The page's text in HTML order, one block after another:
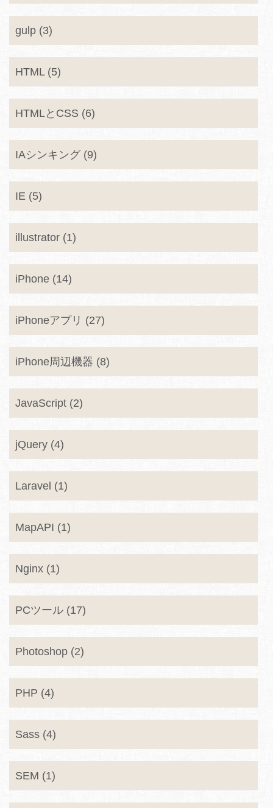
gulp (3)
HTML (5)
HTMLとCSS (6)
IAシンキング (9)
IE (5)
illustrator (1)
iPhone (14)
iPhoneアプリ (27)
iPhone周辺機器 (8)
JavaScript (2)
jQuery (4)
Laravel (1)
MapAPI (1)
Nginx (1)
PCツール (17)
Photoshop (2)
PHP (4)
Sass (4)
SEM (1)